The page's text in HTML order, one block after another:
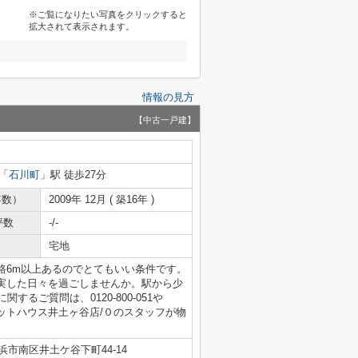
※ご覧になりたい写真をクリックすると
拡大されて表示されます。
情報の見方
【中古一戸建】
石川町 」駅 徒歩27分
）
2009年 12月 ( 築16年 )
数
-/-
宅地
以上あるのでとてもいい条件です。
した日々を過ごしませんか。駅から少
関するご質問は、0120-800-051や
ハウス井土ヶ谷店/０のスタッフが物
市南区井土ケ谷下町44-14